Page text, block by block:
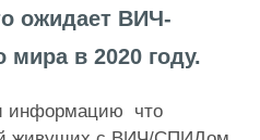
ожидает ВИЧ-
мира в 2020 году.
информацию что